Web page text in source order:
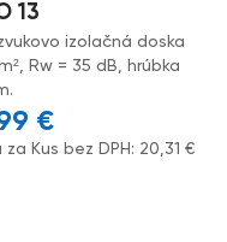
13
izolačná doska
Rw = 35 dB, hrúbka
€
za Kus bez DPH: 20,31 €